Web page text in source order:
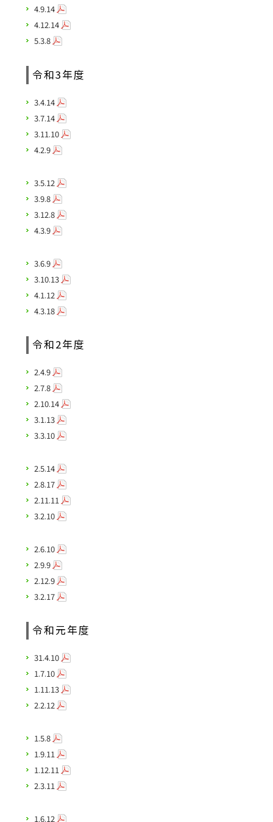
4.9.14
4.12.14
5.3.8
令和3年度
3.4.14
3.7.14
3.11.10
4.2.9
3.5.12
3.9.8
3.12.8
4.3.9
3.6.9
3.10.13
4.1.12
4.3.18
令和2年度
2.4.9
2.7.8
2.10.14
3.1.13
3.3.10
2.5.14
2.8.17
2.11.11
3.2.10
2.6.10
2.9.9
2.12.9
3.2.17
令和元年度
31.4.10
1.7.10
1.11.13
2.2.12
1.5.8
1.9.11
1.12.11
2.3.11
1.6.12